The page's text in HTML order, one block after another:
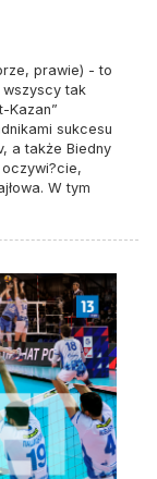
prawie) - to
tak
Kazan”
sukcesu
a także Biedny
W tym